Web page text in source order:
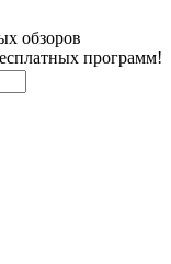
обзоров
программ!